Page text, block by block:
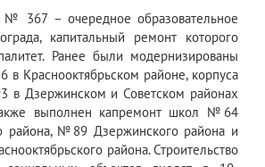
367 – очередное образовательное
капитальный ремонт которого
Ранее были модернизированы
Краснооктябрьском районе, корпуса
Дзержинском и Советском районах
выполнен капремонт школ №64
района, №89 Дзержинского района и
района. Строительство